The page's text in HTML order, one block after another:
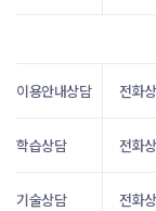
이용안내상담 전화
학습상담 전화
기술상담 전화